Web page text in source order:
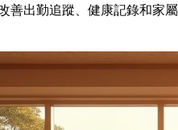
善出勤追蹤、健康記錄和家屬